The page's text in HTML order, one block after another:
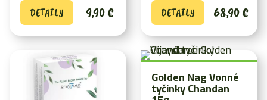
9,90€
DETAILY 68,90€
DETAILY
Golden Nag Vonné
tyčinky Chandan